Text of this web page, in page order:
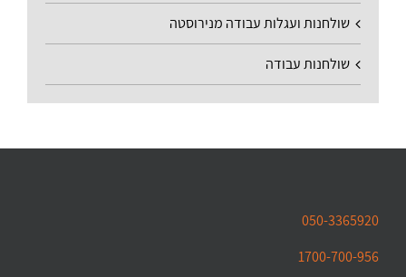
שולחנות ועגלות עבודה מנירוסטה
שולחנות עבודה
050-3365920
1700-700-956